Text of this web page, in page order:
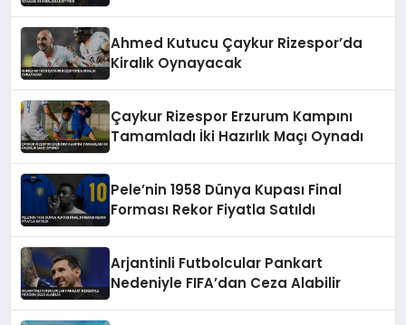
Ahmed Kutucu Çaykur Rizespor’da
Kiralık Oynayacak
Çaykur Rizespor Erzurum Kampını
Tamamladı İki Hazırlık Maçı Oynadı
Pele’nin 1958 Dünya Kupası Final
Forması Rekor Fiyatla Satıldı
Arjantinli Futbolcular Pankart
Nedeniyle FIFA’dan Ceza Alabilir